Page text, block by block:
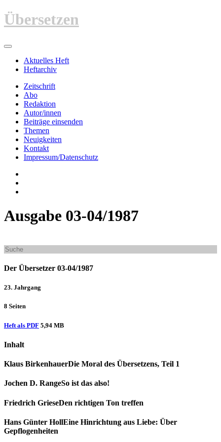
Zum
Inhalt
Übersetzen
Aktuelles Heft
Heftarchiv
Zeitschrift
Abo
Redaktion
Autor/innen
Beiträge einsenden
Themen
Neuigkeiten
Kontakt
Impressum/Datenschutz
Ausgabe 03-04/1987
Der Übersetzer 03-04/1987
23. Jahrgang
8 Seiten
Heft als PDF 5,94 MB
Inhalt
Klaus BirkenhauerDie Moral des Übersetzens, Teil 1
Jochen D. RangeSo ist das also!
Friedrich GrieseDen richtigen Ton treffen
Hans Günter HollEine Hinrichtung aus Liebe: Über
Gepflogenheiten